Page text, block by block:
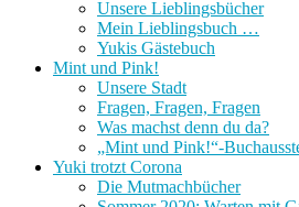
Unsere Lieblingsbücher
Mein Lieblingsbuch …
Yukis Gästebuch
Mint und Pink!
Unsere Stadt
Fragen, Fragen, Fragen
Was machst denn du da?
„Mint und Pink!“-
Yuki trotzt Corona
Die Mutmachbücher